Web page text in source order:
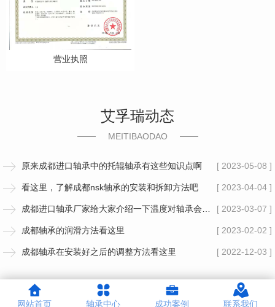
营业执照
艾孚瑞动态
MEITIBAODAO
[ 2023-05-08 ]
原来成都进口轴承中的托辊轴承有这些知识点啊
[ 2023-04-04 ]
看这里，了解成都nsk轴承的安装和拆卸方法吧
[ 2023-03-07 ]
成都进口轴承厂家给大家介绍一下温度对轴承会有哪些影响吧
[ 2023-02-02 ]
成都轴承的润滑方法看这里
[ 2022-12-03 ]
成都轴承在安装好之后的调整方法看这里
网站首页 轴承中心 成功案例 联系我们